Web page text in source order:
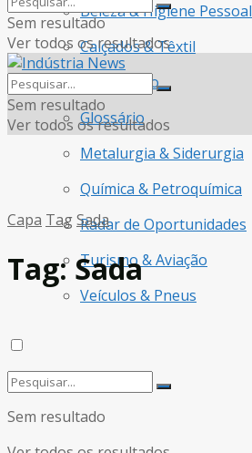
Beleza & Higiene Pessoal
Calçados & Têxtil
Construção
Glossário
Metalurgia & Siderurgia
Química & Petroquímica
Radar de Oportunidades
Turismo & Aviação
Veículos & Pneus
Sem resultado
Sem resultado
Ver todos os resultados
Sem resultado
Ver todos os resultados
Capa TagSada
Tag:Sada